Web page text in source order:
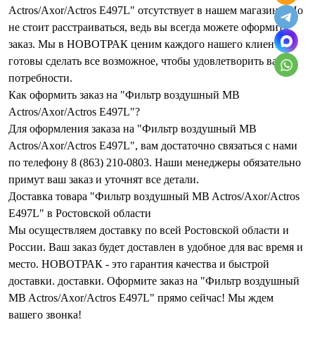
Actros/Axor/Actros E497L" отсутствует в нашем магазине. Но
не стоит расстраиваться, ведь вы всегда можете оформить
заказ. Мы в НОВОТРАК ценим каждого нашего клиента и
готовы сделать все возможное, чтобы удовлетворить ваши
потребности.
Как оформить заказ на "Фильтр воздушный MB
Actros/Axor/Actros E497L"?
Для оформления заказа на "Фильтр воздушный MB
Actros/Axor/Actros E497L", вам достаточно связаться с нами
по телефону 8 (863) 210-0803. Наши менеджеры обязательно
примут ваш заказ и уточнят все детали.
Доставка товара "Фильтр воздушный MB Actros/Axor/Actros
E497L" в Ростовской области
Мы осуществляем доставку по всей Ростовской области и
России. Ваш заказ будет доставлен в удобное для вас время и
место. НОВОТРАК - это гарантия качества и быстрой
доставки. доставки. Оформите заказ на "Фильтр воздушный
MB Actros/Axor/Actros E497L" прямо сейчас! Мы ждем
вашего звонка!